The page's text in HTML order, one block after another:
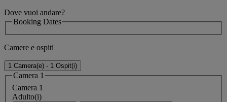
Dove vuoi andare?
Booking Dates
Camere e ospiti
1 Camera(e) - 1 Ospit(i)
Camera 1
Camera 1
Adulto(i)